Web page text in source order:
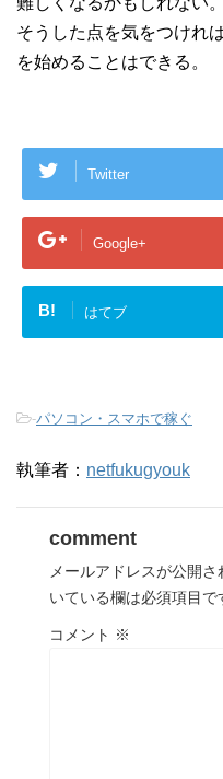
そうした点を気をつけれ
を始めることはできる。
Twitter
Google+
B! はてブ
-パソコン・スマホで稼ぐ
執筆者： netfukugyouk
comment
メールアドレスが公開さ
いている欄は必須項目で
コメント ※